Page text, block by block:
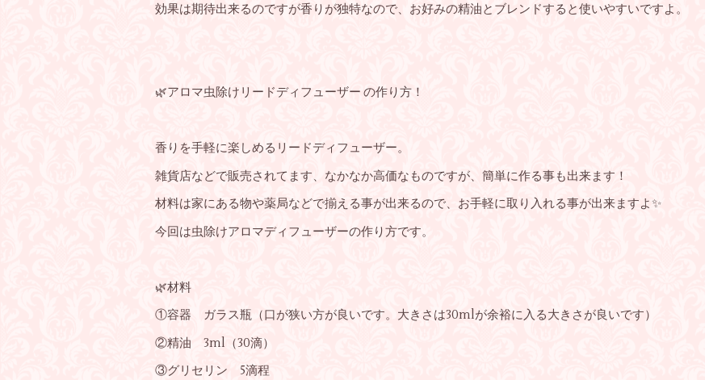
効果は期待出来るのですが香りが独特なので、お好みの精油とブレンドすると使いやすいですよ。
🌿アロマ虫除けリードディフューザー の作り方！
香りを手軽に楽しめるリードディフューザー。
雑貨店などで販売されてます、なかなか高価なものですが、簡単に作る事も出来ます！
材料は家にある物や薬局などで揃える事が出来るので、お手軽に取り入れる事が出来ますよ✨
今回は虫除けアロマディフューザーの作り方です。
🌿材料
①容器 ガラス瓶（口が狭い方が良いです。大きさは30mlが余裕に入る大きさが良いです）
②精油 3ml（30滴）
③グリセリン 5滴程